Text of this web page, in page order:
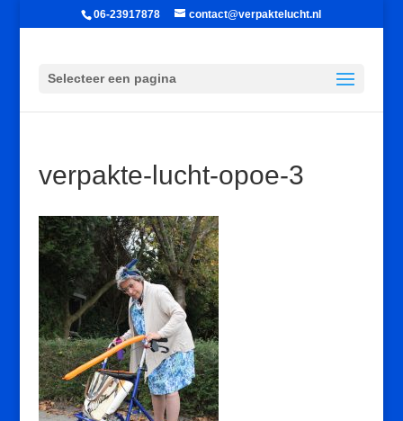
06-23917878 contact@verpaktelucht.nl
Selecteer een pagina
verpakte-lucht-opoe-3